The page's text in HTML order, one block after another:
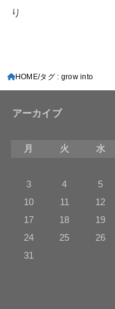
り
HOME タグ : grow into
アーカイブ
月
火 水
3
4 5
10
11 12
17
18 19
24
25 26
31